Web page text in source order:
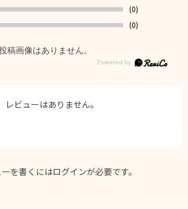
(0)
(0)
稿画像はありません。
レビューはありません。
を書くにはログインが必要です。